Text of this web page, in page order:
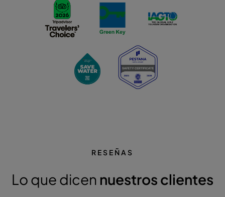
RESEÑAS
Lo que dicen nuestros clientes